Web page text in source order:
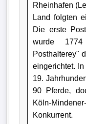
Rheinhafen
Land folgten
Die erste
wurde
Posthalterey"
eingerichtet.
19.
90 Pferde,
Köln-
Konkurrent.